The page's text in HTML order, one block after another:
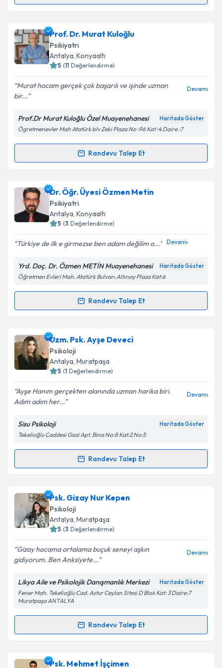
Kişisel verilerimin işlenmesine ilişkinAydınlatma
kapsamda işlenmesini kabul ediyorum.
Takvim Talebini Gönder
Klinik Psikolog Zühra Mercan
talebi oluşturun. Size bu uzmandan randevu almanız
için bir takvim hazırlandığında e-posta ile
bilgilendireceğiz.
E-posta Adresiniz
Kişisel verilerimin işlenmesine ilişkinAydınlatma
Metni'ni okudum ve kişisel verilerimin belirtilen
kapsamda işlenmesini kabul ediyorum.
Prof. Dr. Murat Kuloğlu
Psikiyatri
Antalya, Konyaaltı
5 (11 Değerlendirme)
Murat hocam gerçek çok başarılı ve işinde uzman
bir...
Devamı
Prof.Dr Murat Kuloğlu Özel Muayenehanesi Haritada Göster
Ögretmenevler Mah Atatürk blv Zeki Plaza No :96 Kat :4 Daire :7
Randevu Talep Et
Randevu Takvimi Talebi
Prof. Dr. Murat Kuloğluiçin randevu takvimi talebi
oluşturun. Size bu uzmandan randevu almanız için bir
takvim hazırlandığında e-posta ile bilgilendireceğiz.
Kişisel verilerimin işlenmesine ilişkinAydınlatma
Metni'ni okudum ve kişisel verilerimin belirtilen
kapsamda işlenmesini kabul ediyorum.
Dr. Öğr. Üyesi Özmen Metin
Psikiyatri
Antalya, Konyaaltı
5 (3 Değerlendirme)
Türkiye de ilk e girmezse ben adam değilim o... Devamı
Yrd. Doç. Dr. Özmen METİN Muayenehanesi Haritada Göster
Öğretmen Evleri Mah. Atatürk Bulvarı.Altınay Plaza Kat:6
Randevu Talep Et
Randevu Takvimi Talebi
Dr. Öğr. Üyesi Özmen Metiniçin randevu takvimi
talebi oluşturun. Size bu uzmandan randevu almanız
için bir takvim hazırlandığında e-posta ile
bilgilendireceğiz.
E-posta Adresiniz
Kişisel verilerimin işlenmesine ilişkin
Metni'ni okudum ve kişisel verilerimin belirtilen
kapsamda işlenmesini kabul ediyorum.
Uzm. Psk. Ayşe Deveci
Psikoloji
Antalya, Muratpaşa
5 (1 Değerlendirme)
Ayşe Hanım gerçekten alanında uzman harika biri.
Adım adım her...
Devamı
Sisu Psikoloji Haritada Göster
Tekelioğlu Caddesi Gazi Apt. Bina No:8 Kat:2 No:5
Randevu Talep Et
Randevu Takvimi Talebi
Uzm. Psk. Ayşe Deveciiçin randevu takvimi talebi
oluşturun. Size bu uzmandan randevu almanız için bir
takvim hazırlandığında e-posta ile bilgilendireceğiz.
Kişisel verilerimin işlenmesine ilişkin
Aydınlatma
Metni'ni okudum ve kişisel verilerimin belirtilen
kapsamda işlenmesini kabul ediyorum.
Takvim Talebini Gönder
Psk. Gizay Nur Kepen
Psikoloji
Antalya, Muratpaşa
5 (3 Değerlendirme)
Gizay hocama ortalama buçuk seneyi aşkın
gidiyorum. Ben Anksiyete...
Devamı
Likya Aile ve Psikolojik Danışmanlık Merkezi Haritada Göster
Fener Mah. Tekelioğlu Cad. Astur Ceylan Sitesi D Blok Kat: 3 Daire:7
Muratpaşa ANTALYA
Randevu Talep Et
Randevu Takvimi Talebi
Psk. Gizay Nur Kepeniçin randevu takvimi talebi
Psk. Mehmet İşçimen